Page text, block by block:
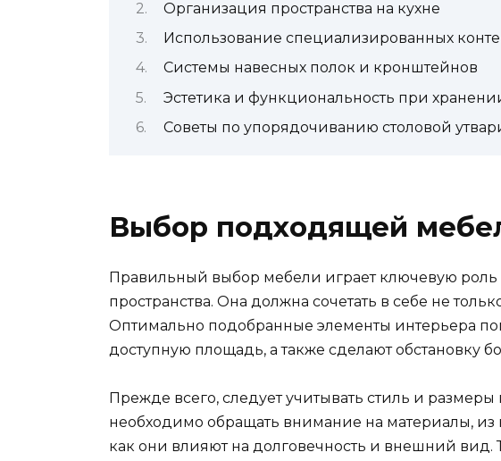
Организация пространства на кухне
Использование специализированных
Системы навесных полок и кронштейнов
Эстетика и функциональность при
Советы по упорядочиванию столовой
Выбор подходящей
Правильный выбор мебели играет ключевую
пространства. Она должна сочетать в себе не
Оптимально подобранные элементы интерьера
доступную площадь, а также сделают обстановку
Прежде всего, следует учитывать стиль и
необходимо обращать внимание на материалы, из
как они влияют на долговечность и внешний вид.